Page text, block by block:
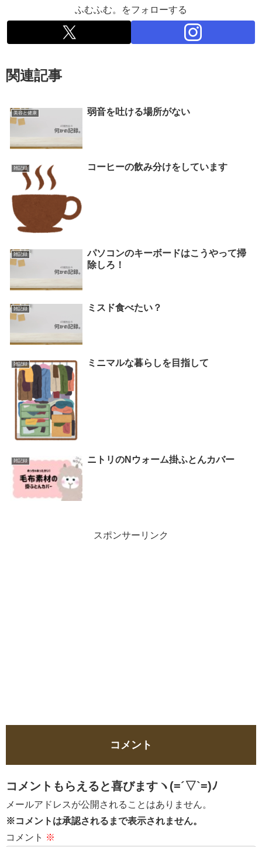
ふむふむ。をフォローする
関連記事
美容と健康 弱音を吐ける場所がない
雑記録 コーヒーの飲み分けをしています
雑記録
パソコンのキーボードはこうやって掃
除しろ！
雑記録 ミスド食べたい？
雑記録 ミニマルな暮らしを目指して
雑記録 ニトリのNウォーム掛ふとんカバー
スポンサーリンク
コメント
コメントもらえると喜びますヽ(=´▽`=)ﾉ
メールアドレスが公開されることはありません。
※コメントは承認されるまで表示されません。
コメント ※